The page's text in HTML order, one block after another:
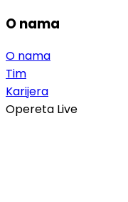
O nama
O nama
Tim
Karijera
Opereta Live